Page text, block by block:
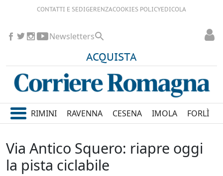
CONTATTI E SEDIGERENZACOOKIES POLICYEDICOLA
ACQUISTA
Newsletters
RIMINI RAVENNA CESENA IMOLA FORLÌ
Via Antico Squero: riapre oggi
la pista ciclabile